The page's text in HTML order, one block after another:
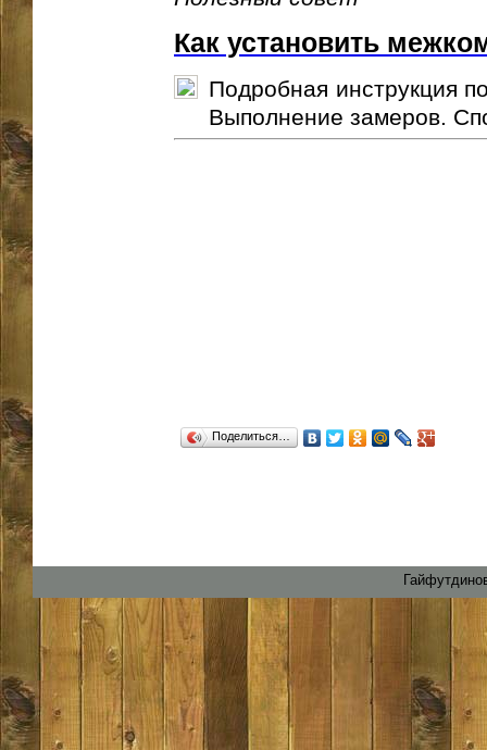
Как установить
Подробная инструкция
Выполнение замеров.
Поделиться…